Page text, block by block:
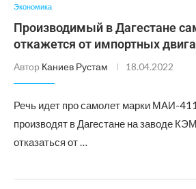
Экономика
Производимый в Дагестане
откажется от импортных
Автор Каниев Рустам 18.04.2022
Речь идет про самолет марки МАИ-
производят в Дагестане на заводе
отказаться от …